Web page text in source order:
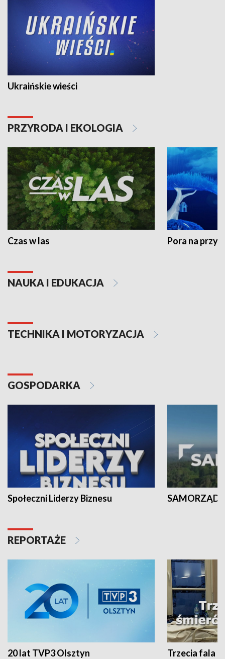
Ukraińskie wieści
PRZYRODA I EKOLOGIA
Czas w las Pora na
NAUKA I EDUKACJA
TECHNIKA I MOTORYZACJA
GOSPODARKA
Społeczni Liderzy Biznesu SAMORZĄD
REPORTAŻE
20 lat TVP3 Olsztyn Trzecia fala -